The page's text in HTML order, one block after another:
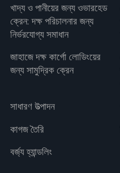
খাদ্য ও পানীয়ের জন্য ওভারহেড
ক্রেন: দক্ষ পরিচালনার জন্য
নির্ভরযোগ্য সমাধান
জাহাজে দক্ষ কার্গো লোডিংয়ের
জন্য সামুদ্রিক ক্রেন
সাধারণ উত্পাদন
কাগজ তৈরি
বর্জ্য হ্যান্ডলিং